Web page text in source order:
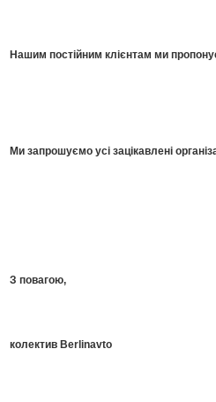
Нашим постійним клієнтам ми
Ми запрошуємо усі зацікавлені
З повагою,
колектив Berlinavto